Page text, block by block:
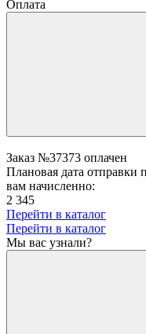
Оплата
Заказ №37373 оплачен
Плановая дата отправки
вам начисленно:
2 345
Перейти в каталог
Перейти в каталог
Мы вас узнали?